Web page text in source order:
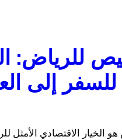
للرياض:
للسفر إلى
الخيار الاقتصادي الأمثل